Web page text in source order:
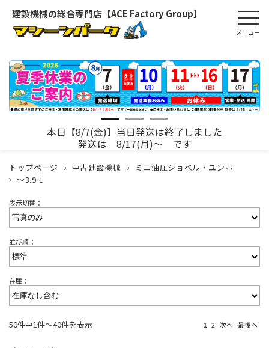
建設機械の総合専門店【ACE Factory Group】
本日【8/7(金)】当日発送は終了しました
発送は 8/17(月)～ です
トップページ 中古建設機械
ミニ油圧ショベル・ユンボ
～3.9ｔ
表示切替：
並び順：
在庫：
50件中1件～40件を表示 1 2 次へ 最後へ